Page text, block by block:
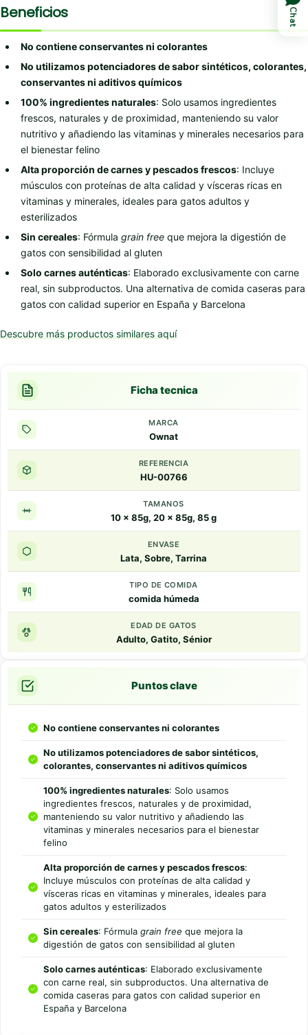
Beneficios
No contiene conservantes ni colorantes
No utilizamos potenciadores de sabor sintéticos, colorantes,
conservantes ni aditivos químicos
100% ingredientes naturales: Solo usamos ingredientes
frescos, naturales y de proximidad, manteniendo su valor
nutritivo y añadiendo las vitaminas y minerales necesarios para
el bienestar felino
Alta proporción de carnes y pescados frescos: Incluye
músculos con proteínas de alta calidad y vísceras ricas en
vitaminas y minerales, ideales para gatos adultos y
esterilizados
Sin cereales: Fórmula grain free que mejora la digestión de
gatos con sensibilidad al gluten
Solo carnes auténticas: Elaborado exclusivamente con carne
real, sin subproductos. Una alternativa de comida caseras para
gatos con calidad superior en España y Barcelona
Descubre más productos similares aquí
Ficha tecnica
MARCA
Ownat
REFERENCIA
HU-00766
TAMANOS
10 x 85g, 20 x 85g, 85 g
ENVASE
Lata, Sobre, Tarrina
TIPO DE COMIDA
comida húmeda
EDAD DE GATOS
Adulto, Gatito, Sénior
Puntos clave
No contiene conservantes ni colorantes
No utilizamos potenciadores de sabor sintéticos,
colorantes, conservantes ni aditivos químicos
100% ingredientes naturales: Solo usamos
ingredientes frescos, naturales y de proximidad,
manteniendo su valor nutritivo y añadiendo las
vitaminas y minerales necesarios para el bienestar
felino
Alta proporción de carnes y pescados frescos:
Incluye músculos con proteínas de alta calidad y
vísceras ricas en vitaminas y minerales, ideales para
gatos adultos y esterilizados
Sin cereales: Fórmula grain free que mejora la
digestión de gatos con sensibilidad al gluten
Solo carnes auténticas: Elaborado exclusivamente
con carne real, sin subproductos. Una alternativa de
comida caseras para gatos con calidad superior en
España y Barcelona
Chat